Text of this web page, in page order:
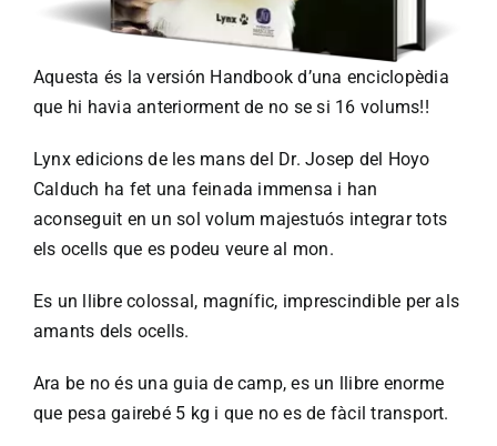
Aquesta és la versión Handbook d’una enciclopèdia
que hi havia anteriorment de no se si 16 volums!!
Lynx edicions de les mans del Dr. Josep del Hoyo
Calduch ha fet una feinada immensa i han
aconseguit en un sol volum majestuós integrar tots
els ocells que es podeu veure al mon.
Es un llibre colossal, magnífic, imprescindible per als
amants dels ocells.
Ara be no és una guia de camp, es un llibre enorme
que pesa gairebé 5 kg i que no es de fàcil transport.